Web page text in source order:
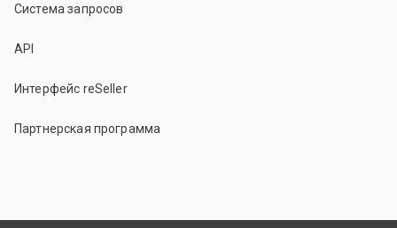
Система запросов
API
Интерфейс reSeller
Партнерская программа